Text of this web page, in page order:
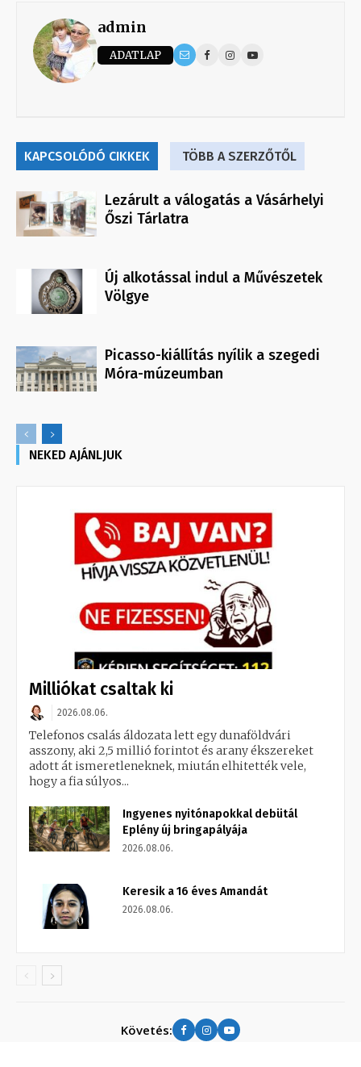
admin
ADATLAP
KAPCSOLÓDÓ CIKKEK TÖBB A SZERZŐTŐL
Lezárult a válogatás a Vásárhelyi
Őszi Tárlatra
Új alkotással indul a Művészetek
Völgye
Picasso-kiállítás nyílik a szegedi
Móra-múzeumban
NEKED AJÁNLJUK
Milliókat csaltak ki
2026.08.06.
Telefonos csalás áldozata lett egy dunaföldvári
asszony, aki 2,5 millió forintot és arany ékszereket
adott át ismeretleneknek, miután elhitették vele,
hogy a fia súlyos...
Ingyenes nyitónapokkal debütál
Eplény új bringapályája
2026.08.06.
Keresik a 16 éves Amandát
2026.08.06.
Követés: